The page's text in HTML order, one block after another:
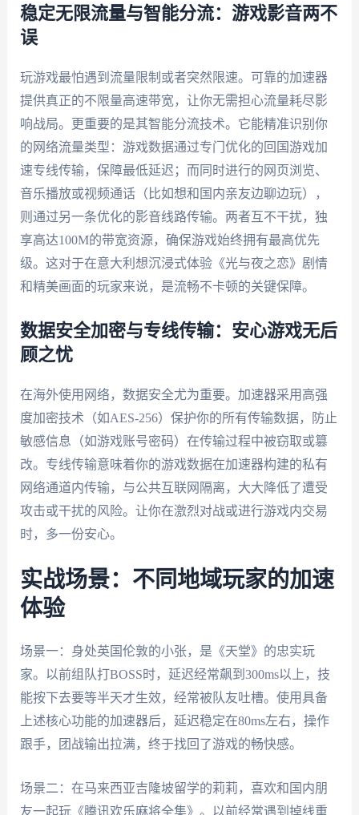
稳定无限流量与智能分流：游戏影音两不
误
玩游戏最怕遇到流量限制或者突然限速。可靠的加速器
提供真正的不限量高速带宽，让你无需担心流量耗尽影
响战局。更重要的是其智能分流技术。它能精准识别你
的网络流量类型：游戏数据通过专门优化的回国游戏加
速专线传输，保障最低延迟；而同时进行的网页浏览、
音乐播放或视频通话（比如想和国内亲友边聊边玩），
则通过另一条优化的影音线路传输。两者互不干扰，独
享高达100M的带宽资源，确保游戏始终拥有最高优先
级。这对于在意大利想沉浸式体验《光与夜之恋》剧情
和精美画面的玩家来说，是流畅不卡顿的关键保障。
数据安全加密与专线传输：安心游戏无后
顾之忧
在海外使用网络，数据安全尤为重要。加速器采用高强
度加密技术（如AES-256）保护你的所有传输数据，防止
敏感信息（如游戏账号密码）在传输过程中被窃取或篡
改。专线传输意味着你的游戏数据在加速器构建的私有
网络通道内传输，与公共互联网隔离，大大降低了遭受
攻击或干扰的风险。让你在激烈对战或进行游戏内交易
时，多一份安心。
实战场景：不同地域玩家的加速
体验
场景一：身处英国伦敦的小张，是《天堂》的忠实玩
家。以前组队打BOSS时，延迟经常飙到300ms以上，技
能按下去要等半天才生效，经常被队友吐槽。使用具备
上述核心功能的加速器后，延迟稳定在80ms左右，操作
跟手，团战输出拉满，终于找回了游戏的畅快感。
场景二：在马来西亚吉隆坡留学的莉莉，喜欢和国内朋
友一起玩《腾讯欢乐麻将全集》。以前经常遇到掉线重